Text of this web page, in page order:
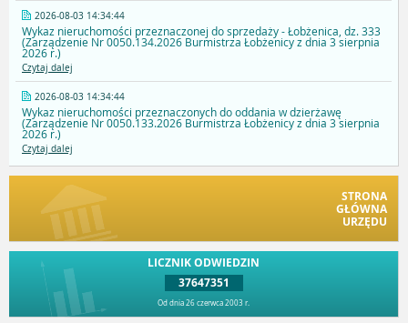
2026-08-03 14:34:44
Wykaz nieruchomości przeznaczonej do sprzedaży - Łobżenica, dz. 333
(Zarządzenie Nr 0050.134.2026 Burmistrza Łobżenicy z dnia 3 sierpnia
2026 r.)
Czytaj dalej
2026-08-03 14:34:44
Wykaz nieruchomości przeznaczonych do oddania w dzierżawę
(Zarządzenie Nr 0050.133.2026 Burmistrza Łobżenicy z dnia 3 sierpnia
2026 r.)
Czytaj dalej
STRONA
GŁÓWNA
URZĘDU
LICZNIK ODWIEDZIN
37647351
Od dnia 26 czerwca 2003 r.